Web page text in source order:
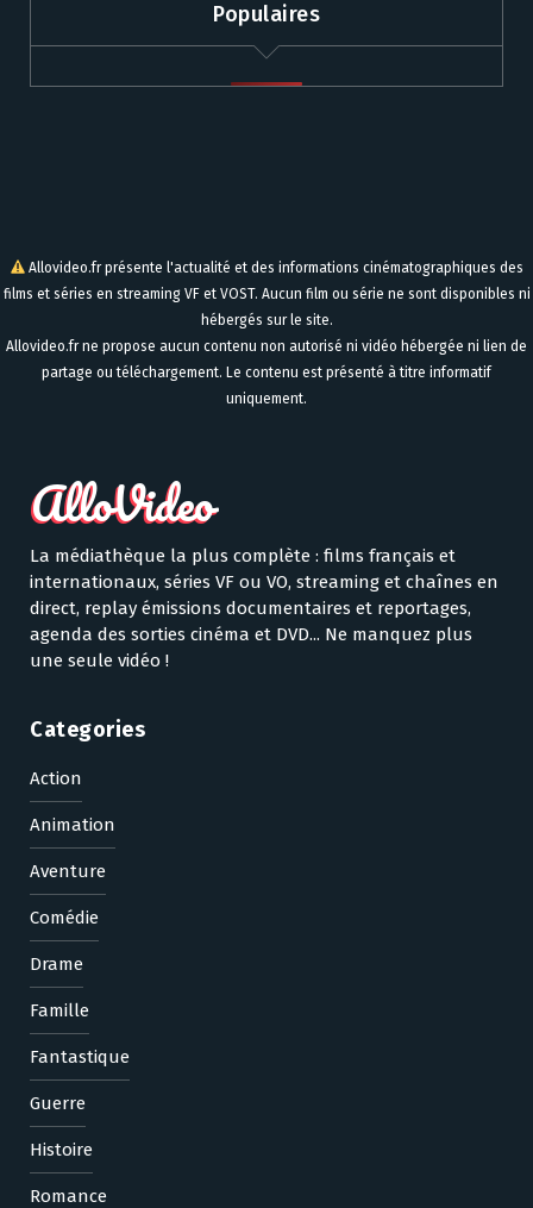
Populaires
Allovideo.fr présente l'actualité et des informations cinématographiques des
films et séries en streaming VF et VOST. Aucun film ou série ne sont disponibles ni
hébergés sur le site.
Allovideo.fr ne propose aucun contenu non autorisé ni vidéo hébergée ni lien de
partage ou téléchargement. Le contenu est présenté à titre informatif
uniquement.
La médiathèque la plus complète : films français et
internationaux, séries VF ou VO, streaming et chaînes en
direct, replay émissions documentaires et reportages,
agenda des sorties cinéma et DVD... Ne manquez plus
une seule vidéo !
Categories
Action
Animation
Aventure
Comédie
Drame
Famille
Fantastique
Guerre
Histoire
Romance